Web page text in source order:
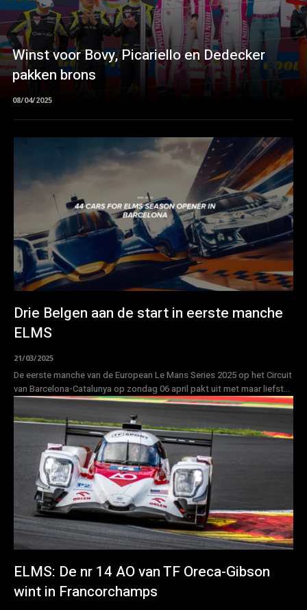
Winst voor Bovy, Picariello en Dedecker
pakken brons
08/04/2025
Drie Belgen aan de start in eerste manche
ELMS
21/03/2025
De eerste manche van de European Le Mans Series 2025 op het Circuit
van Barcelona-Catalunya op zondag 06 april pakt uit met maar liefst...
ELMS: De nr 14 AO van TF Oreca-Gibson
wint in Francorchamps